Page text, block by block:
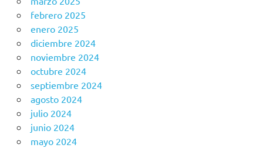
febrero 2025
enero 2025
diciembre 2024
noviembre 2024
octubre 2024
septiembre 2024
agosto 2024
julio 2024
junio 2024
mayo 2024